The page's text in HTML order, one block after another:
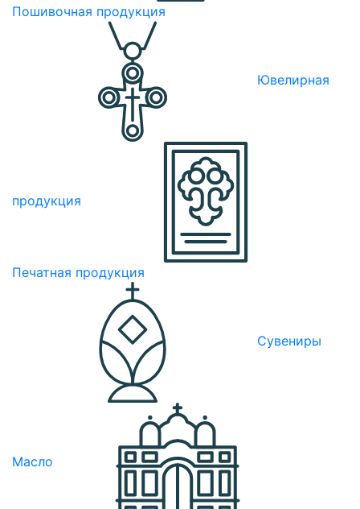
Пошивочная продукция
Ювелирная
продукция
Печатная продукция
Сувениры
Масло